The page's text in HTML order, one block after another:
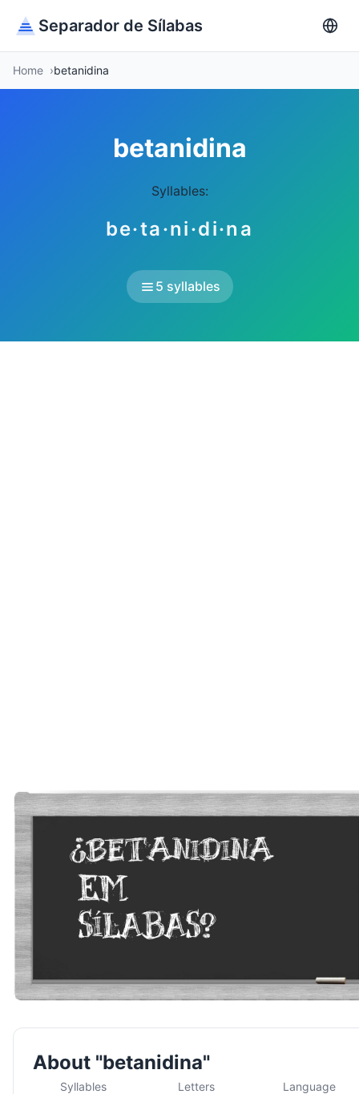
Separador de Sílabas
Home betanidina
betanidina
Syllables:
be·ta·ni·di·na
5 syllables
About "betanidina"
Syllables Letters Language